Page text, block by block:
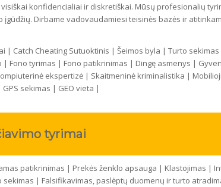
konfidencialiai ir diskretiškai. Mūsų profesionalių
įgūdžių. Dirbame vadovaudamiesi teisinės bazės ir
| Catch Cheating Sutuoktinis | Šeimos byla | Turto
| Fono tyrimas | Fono patikrinimas | Dingę asmenys |
ekspertizė | Skaitmeninė kriminalistika |
sekimas | GEO vieta |
tyrimai
patikrinimas | Prekės ženklo apsauga | Klastojimas |
| Falsifikavimas, paslėptų duomenų ir turto